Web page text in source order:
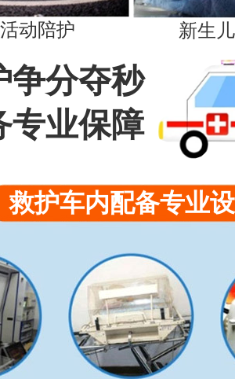
动陪护 新生
争分夺秒
专业保障
救护车内配备专业